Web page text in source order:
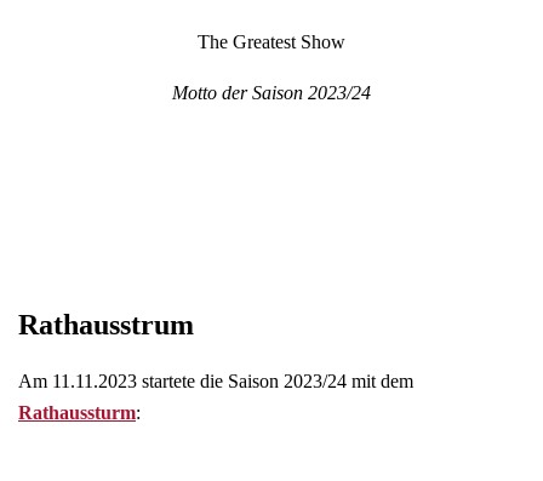
The Greatest Show
Motto der Saison 2023/24
Rathausstrum
Am 11.11.2023 startete die Saison 2023/24 mit dem
Rathaussturm: